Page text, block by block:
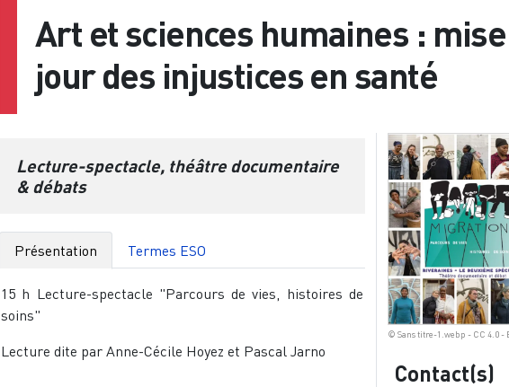
Art et sciences humaines :
jour des injustices en santé
Lecture-spectacle, théâtre documentaire
& débats
Présentation Termes ESO
15 h Lecture-spectacle "Parcours de vies, histoires de
soins"
Lecture dite par Anne-Cécile Hoyez et Pascal Jarno
© Sans titre-1.webp - CC 4.0 -
Contact(s)